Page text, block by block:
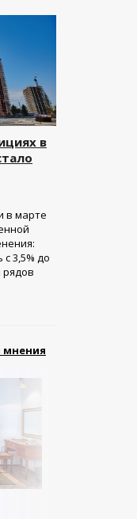
в
в марте
3,5% до
рядов
мнения